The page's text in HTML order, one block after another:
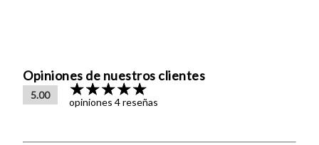
Opiniones de nuestros clientes
5.00
opiniones 4 reseñas